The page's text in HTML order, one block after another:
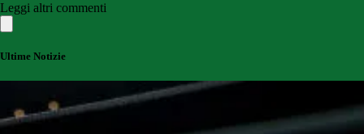
Leggi altri commenti
Ultime Notizie